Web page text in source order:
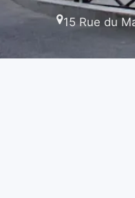
15 Rue du